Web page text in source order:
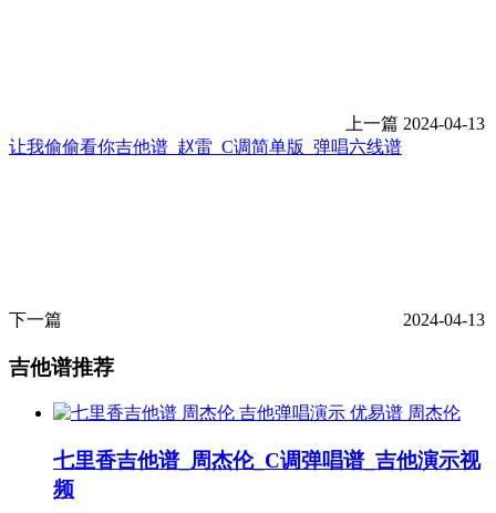
上一篇 2024-04-13
让我偷偷看你吉他谱_赵雷_C调简单版_弹唱六线谱
下一篇 2024-04-13
吉他谱推荐
周杰伦
七里香吉他谱_周杰伦_C调弹唱谱_吉他演示视
频